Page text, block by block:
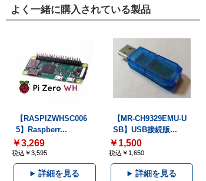
よく一緒に購入されている製品
【RASPIZWHSC006
5】Raspberr...
￥3,269
税込￥3,595
詳細を見る
【MR-CH9329EMU-U
SB】USB接続版...
￥1,500
税込￥1,650
詳細を見る